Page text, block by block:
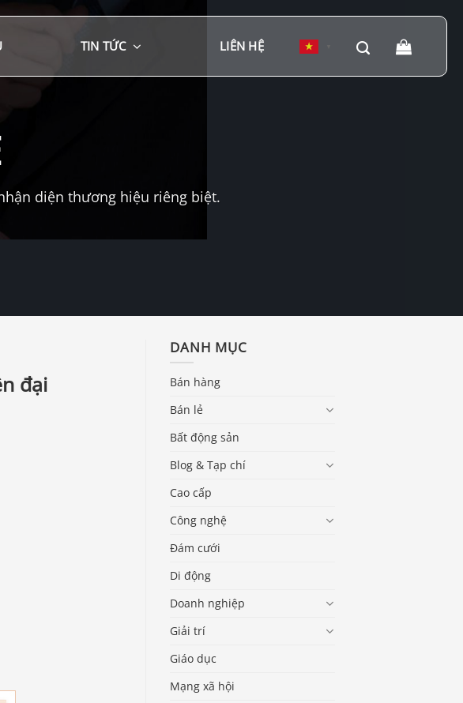
TIN TỨC LIÊN HỆ
diện thương hiệu riêng biệt.
đại
DANH MỤC
Bán hàng
Bán lẻ
Bất động sản
Blog & Tạp chí
Cao cấp
Công nghệ
Đám cưới
Di động
Doanh nghiệp
Giải trí
Giáo dục
Mạng xã hội